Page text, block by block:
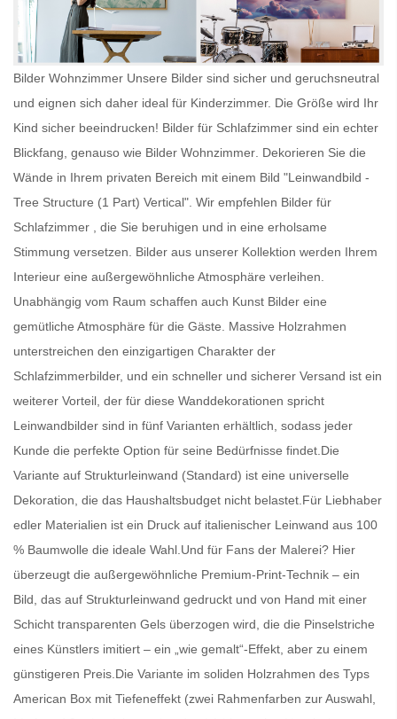
Bilder Wohnzimmer Unsere Bilder sind sicher und geruchsneutral
und eignen sich daher ideal für Kinderzimmer. Die Größe wird Ihr
Kind sicher beeindrucken! Bilder für Schlafzimmer sind ein echter
Blickfang, genauso wie Bilder Wohnzimmer . Dekorieren Sie die
Wände in Ihrem privaten Bereich mit einem Bild "Leinwandbild -
Tree Structure (1 Part) Vertical". Wir empfehlen Bilder für
Schlafzimmer , die Sie beruhigen und in eine erholsame
Stimmung versetzen. Bilder aus unserer Kollektion werden Ihrem
Interieur eine außergewöhnliche Atmosphäre verleihen.
Unabhängig vom Raum schaffen auch Kunst Bilder eine
gemütliche Atmosphäre für die Gäste. Massive Holzrahmen
unterstreichen den einzigartigen Charakter der
Schlafzimmerbilder, und ein schneller und sicherer Versand ist ein
weiterer Vorteil, der für diese Wanddekorationen spricht
Leinwandbilder sind in fünf Varianten erhältlich, sodass jeder
Kunde die perfekte Option für seine Bedürfnisse findet.Die
Variante auf Strukturleinwand (Standard) ist eine universelle
Dekoration, die das Haushaltsbudget nicht belastet.Für Liebhaber
edler Materialien ist ein Druck auf italienischer Leinwand aus 100
% Baumwolle die ideale Wahl.Und für Fans der Malerei? Hier
überzeugt die außergewöhnliche Premium-Print-Technik – ein
Bild, das auf Strukturleinwand gedruckt und von Hand mit einer
Schicht transparenten Gels überzogen wird, die die Pinselstriche
eines Künstlers imitiert – ein „wie gemalt“-Effekt, aber zu einem
günstigeren Preis.Die Variante im soliden Holzrahmen des Typs
American Box mit Tiefeneffekt (zwei Rahmenfarben zur Auswahl,